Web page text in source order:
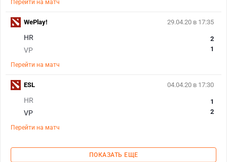
Перейти на матч
29.04.20 в 17:35
HR
VP
2
1
Перейти на матч
WePlay!
04.04.20 в 17:30
HR
VP
1
2
Перейти на матч
ESL
ПОКАЗАТЬ ЕЩЕ